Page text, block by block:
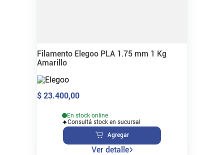
Filamento Elegoo PLA 1.75 mm 1 Kg
Amarillo
$ 23.400,00
En stock online
Consultá stock en sucursal
Agregar
Ver detalle